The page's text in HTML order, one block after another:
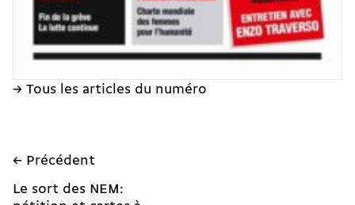
→ Tous les articles du numéro
← Précédent
Le sort des NEM: